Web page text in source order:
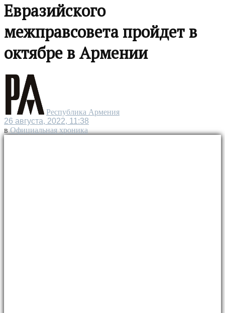
Евразийского
межправсовета пройдет в
октябре в Армении
Республика Армения
26 августа, 2022, 11:38
в Официальная хроника